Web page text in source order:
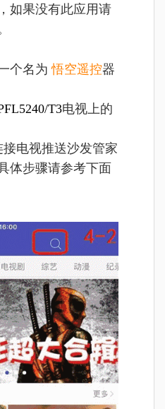
如果没有此应用请
个名为悟空遥控器
T3电视上的
接电视推送沙发管家
体步骤请参考下面